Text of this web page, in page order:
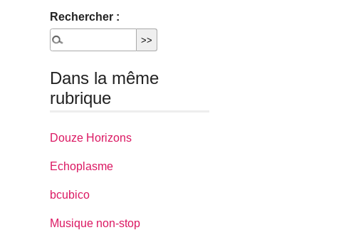
Rechercher :
Dans la même
rubrique
Douze Horizons
Echoplasme
bcubico
Musique non-stop